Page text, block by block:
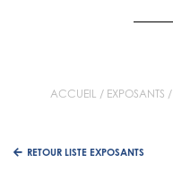
ACCUEIL / EXPOSANTS /
RETOUR LISTE EXPOSANTS